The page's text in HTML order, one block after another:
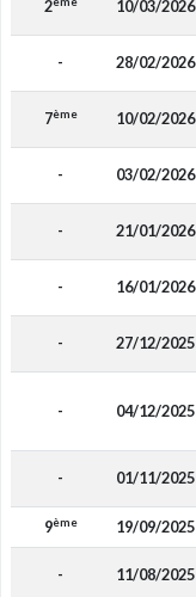
2 10/03/2026
- 28/02/2026
7ème 10/02/2026
- 03/02/2026
- 21/01/2026
- 16/01/2026
- 27/12/2025
- 04/12/2025
- 01/11/2025
9ème 19/09/2025
- 11/08/2025